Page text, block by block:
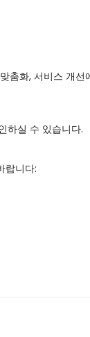
화, 서비스 개
하실 수 있습니다.
랍니다: